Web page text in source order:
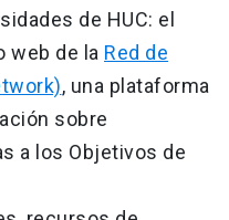
de HUC: el
web de la Red de
, una plataforma
sobre
a los Objetivos de